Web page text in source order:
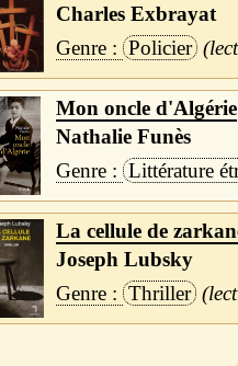
Charles Exbrayat
Policier
Mon oncle d'Algérie
Nathalie Funès
Littérature
La cellule de
Joseph Lubsky
Thriller